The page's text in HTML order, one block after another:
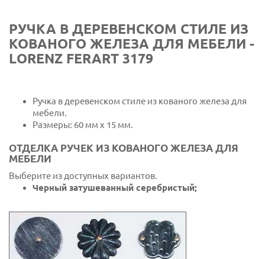
РУЧКА В ДЕРЕВЕНСКОМ СТИЛЕ ИЗ
КОВАНОГО ЖЕЛЕЗА ДЛЯ МЕБЕЛИ -
LORENZ FERART 3179
Ручка в деревенском стиле из кованого железа для
мебели.
Размеры: 60 мм х 15 мм.
ОТДЕЛКА РУЧЕК ИЗ КОВАНОГО ЖЕЛЕЗА ДЛЯ
МЕБЕЛИ
Выберите из доступных вариантов.
Черный затушеванный серебристый;